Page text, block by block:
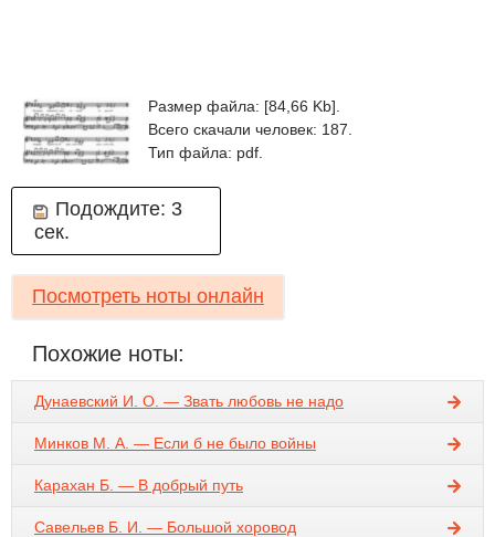
Размер файла: [84,66 Kb].
Всего скачали человек: 187.
Тип файла: pdf.
Подождите: 2
сек.
Посмотреть ноты онлайн
Похожие ноты:
Дунаевский И. О. — Звать любовь не надо
Минков М. А. — Если б не было войны
Карахан Б. — В добрый путь
Савельев Б. И. — Большой хоровод